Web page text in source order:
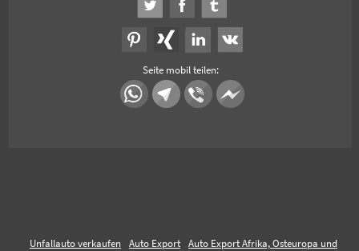
Seite mobil teilen:
Unfallauto verkaufen Auto Export
Auto Export Afrika, Osteuropa und